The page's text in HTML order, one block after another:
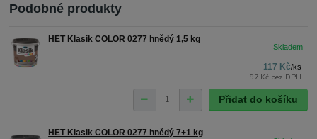
Podobné produkty
HET Klasik COLOR 0277 hnědý 1,5 kg
117 Kč/ks
97 Kč bez DPH
Přidat do košíku
HET Klasik COLOR 0277 hnědý 7+1 kg